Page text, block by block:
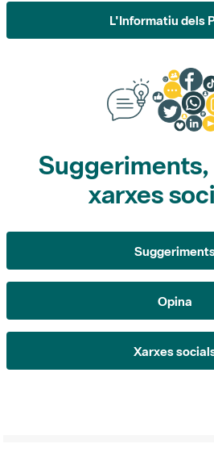
L'Informatiu dels
xarxes
Opina
Xarxes